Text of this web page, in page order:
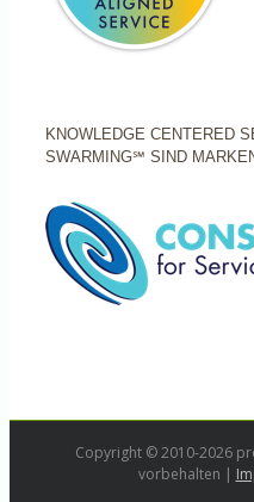
KNOWLEDGE CENTERED
SWARMING℠ SIND
Copyright © 2010-2026
vorbehalten |